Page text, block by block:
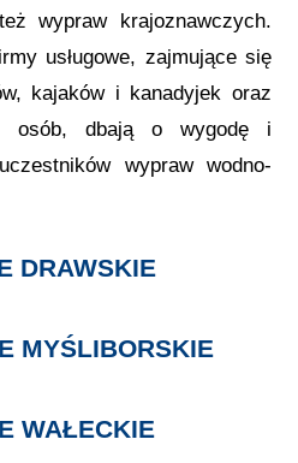
wypraw krajoznawczych.
usługowe, zajmujące się
kajaków i kanadyjek oraz
i osób, dbają o wygodę i
wypraw wodno-
DRAWSKIE
MYŚLIBORSKIE
WAŁECKIE